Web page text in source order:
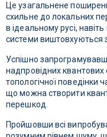
Це узагальнене
схильне до локальних
в ідеальному русі,
системи виштовхуються
Успішно
надпровідних
топологічної поведінки
що можна створити
перешкод.
Пройшовши всі